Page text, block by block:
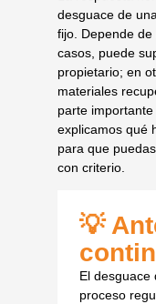
desguace de
fijo. Depende
casos, puede
propietario; en
materiales
parte
explicamos qué
para que
con criterio.
💡
El desguace
proceso